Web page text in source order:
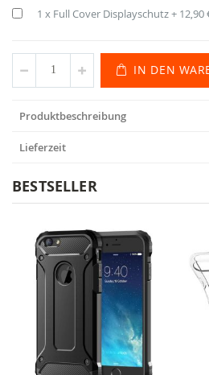
1 x Full Cover Displayschutz+ 12,90
IN DEN
Produktbeschreibung
Lieferzeit
BESTSELLER